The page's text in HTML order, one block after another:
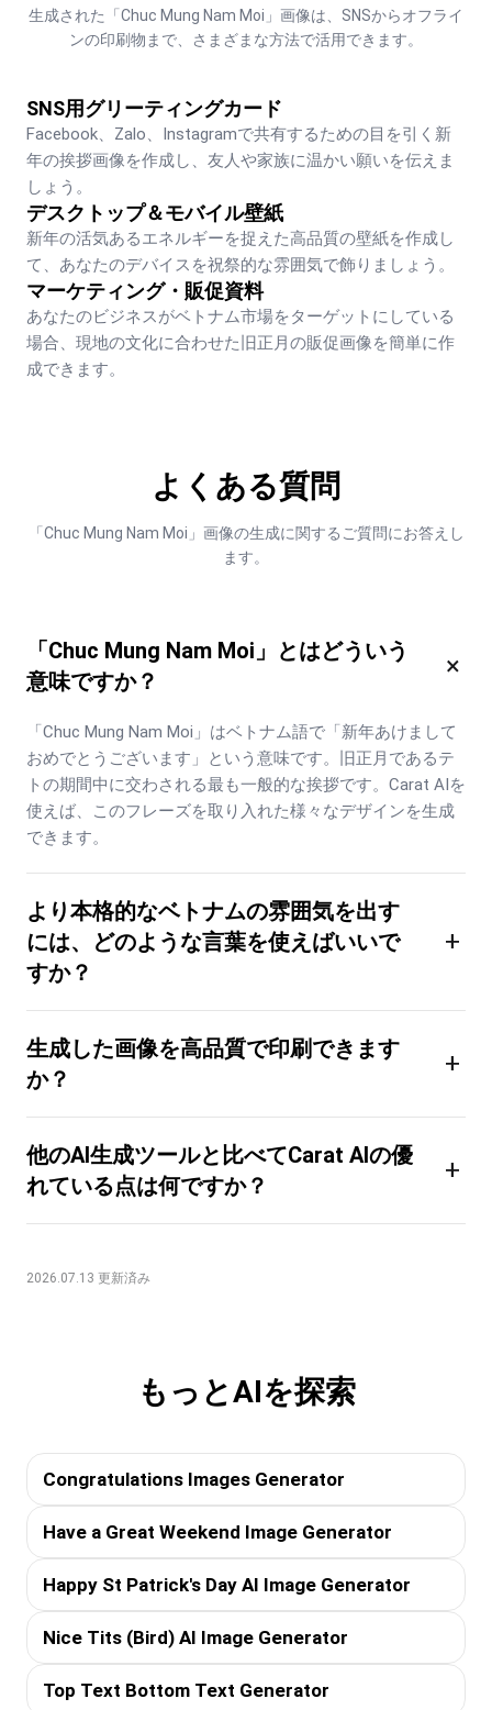
生成された「Chuc Mung Nam Moi」画像は、SNSからオフライ
ンの印刷物まで、さまざまな方法で活用できます。
SNS用グリーティングカード
Facebook、Zalo、Instagramで共有するための目を引く新
年の挨拶画像を作成し、友人や家族に温かい願いを伝えま
しょう。
デスクトップ＆モバイル壁紙
新年の活気あるエネルギーを捉えた高品質の壁紙を作成し
て、あなたのデバイスを祝祭的な雰囲気で飾りましょう。
マーケティング・販促資料
あなたのビジネスがベトナム市場をターゲットにしている
場合、現地の文化に合わせた旧正月の販促画像を簡単に作
成できます。
よくある質問
「Chuc Mung Nam Moi」画像の生成に関するご質問にお答えし
ます。
「Chuc Mung Nam Moi」とはどういう
意味ですか？
×
「Chuc Mung Nam Moi」はベトナム語で「新年あけまして
おめでとうございます」という意味です。旧正月であるテ
トの期間中に交わされる最も一般的な挨拶です。Carat AIを
使えば、このフレーズを取り入れた様々なデザインを生成
できます。
より本格的なベトナムの雰囲気を出す
には、どのような言葉を使えばいいで
すか？
+
生成した画像を高品質で印刷できます
か？
+
他のAI生成ツールと比べてCarat AIの優
れている点は何ですか？
+
2026.07.13 更新済み
もっとAIを探索
Congratulations Images Generator
Have a Great Weekend Image Generator
Happy St Patrick's Day AI Image Generator
Nice Tits (Bird) AI Image Generator
Top Text Bottom Text Generator